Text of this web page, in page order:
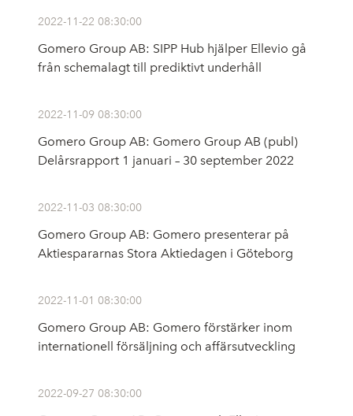
2022-11-22 08:30:00
Gomero Group AB: SIPP Hub hjälper Ellevio gå
från schemalagt till prediktivt underhåll
2022-11-09 08:30:00
Gomero Group AB: Gomero Group AB (publ)
Delårsrapport 1 januari – 30 september 2022
2022-11-03 08:30:00
Gomero Group AB: Gomero presenterar på
Aktiespararnas Stora Aktiedagen i Göteborg
2022-11-01 08:30:00
Gomero Group AB: Gomero förstärker inom
internationell försäljning och affärsutveckling
2022-09-27 08:30:00